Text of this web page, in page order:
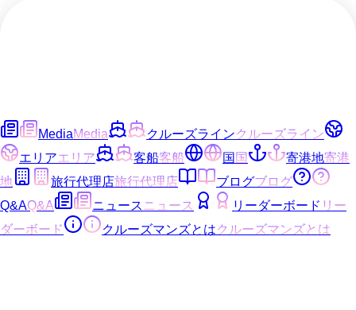
MediaMedia クルーズラインクルーズライン
エリアエリア 客船客船 国国 寄港地寄港
地
旅行代理店旅行代理店 ブログブログ
Q&AQ&A ニュース ニュース リーダーボード リー
ダーボード
クルーズマンズとはクルーズマンズとは